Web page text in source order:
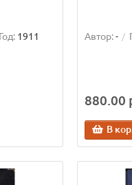
Год: 1911 Автор:-
880.00
В